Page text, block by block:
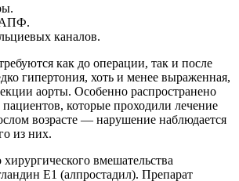
АПФ.
каналов.
как до операции, так и после
гипертония, хоть и менее выраженная,
аорты. Особенно распространено
которые проходили лечение
возрасте — нарушение наблюдается
из них.
вмешательства
Е1 (алпростадил). Препарат